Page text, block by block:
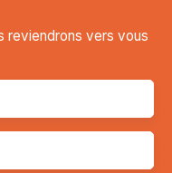
reviendrons vers vous